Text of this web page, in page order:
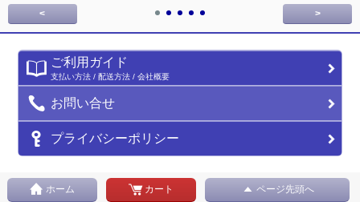
< >
ご利用ガイド
支払い方法 / 配送方法 / 会社概要
お問い合せ
プライバシーポリシー
ホーム カート ページ先頭へ